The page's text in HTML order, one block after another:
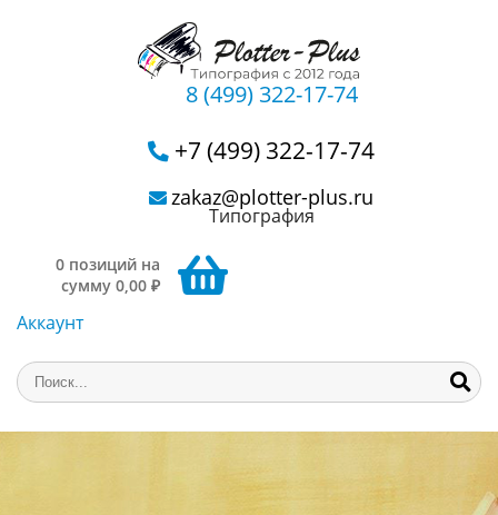
8 (499) 322-17-74
+7 (499) 322-17-74
zakaz@plotter-plus.ru
Типография
0 позиций на
сумму 0,00 ₽
Аккаунт